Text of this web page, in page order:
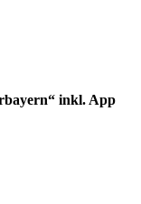
inkl. App